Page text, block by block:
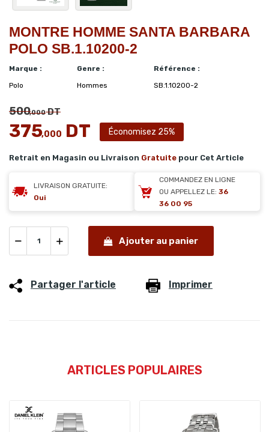
MONTRE HOMME SANTA BARBARA
POLO SB.1.10200-2
Marque :
Polo
Genre :
Hommes
Référence :
SB.1.10200-2
500,000DT
375,000 DT Économisez 25%
Retrait en Magasin ou Livraison Gratuite pour Cet Article
LIVRAISON GRATUITE:
Oui
COMMANDEZ EN LIGNE
OU APPELLEZ LE: 36
36 00 95
Ajouter au panier
Partager l'article Imprimer
ARTICLES POPULAIRES